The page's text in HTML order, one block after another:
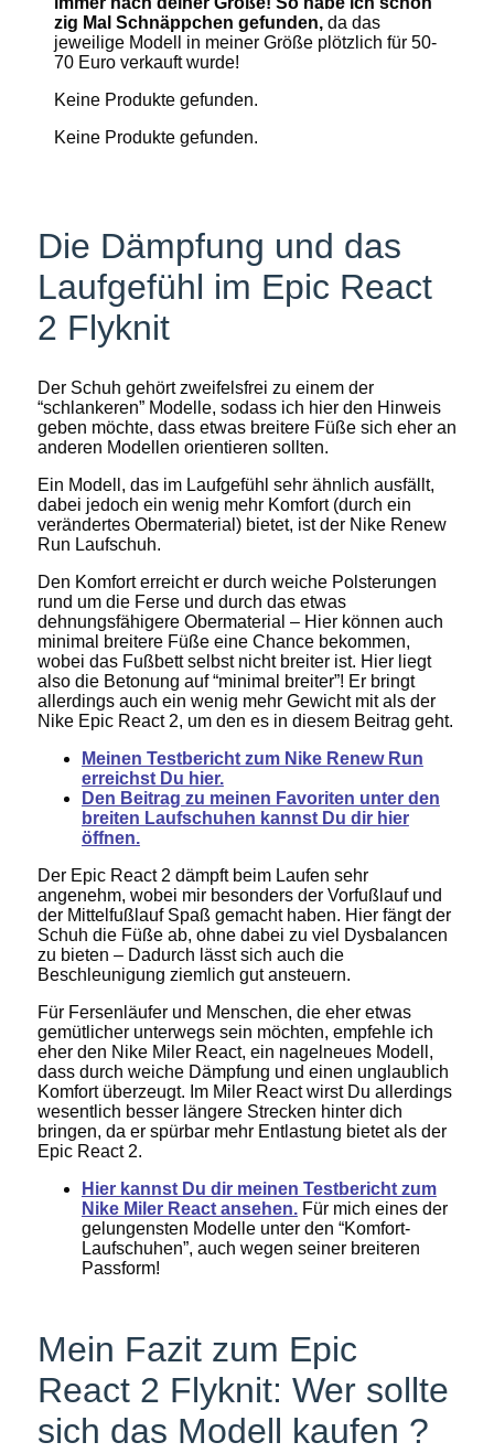
zig Mal Schnäppchen gefunden,da das
jeweilige Modell in meiner Größe plötzlich für 50-
70 Euro verkauft wurde!
Keine Produkte gefunden.
Keine Produkte gefunden.
Die Dämpfung und das
Laufgefühl im Epic React
2 Flyknit
Der Schuh gehört zweifelsfrei zu einem der
“schlankeren” Modelle, sodass ich hier den Hinweis
geben möchte, dass etwas breitere Füße sich eher an
anderen Modellen orientieren sollten.
Ein Modell, das im Laufgefühl sehr ähnlich ausfällt,
dabei jedoch ein wenig mehr Komfort (durch ein
verändertes Obermaterial) bietet, ist der Nike Renew
Run Laufschuh.
Den Komfort erreicht er durch weiche Polsterungen
rund um die Ferse und durch das etwas
dehnungsfähigere Obermaterial – Hier können auch
minimal breitere Füße eine Chance bekommen,
wobei das Fußbett selbst nicht breiter ist. Hier liegt
also die Betonung auf “minimal breiter”! Er bringt
allerdings auch ein wenig mehr Gewicht mit als der
Nike Epic React 2, um den es in diesem Beitrag geht.
Meinen Testbericht zum Nike Renew Run
erreichst Du hier.
Den Beitrag zu meinen Favoriten unter den
breiten Laufschuhen kannst Du dir hier
öffnen.
Der Epic React 2 dämpft beim Laufen sehr
angenehm, wobei mir besonders der Vorfußlauf und
der Mittelfußlauf Spaß gemacht haben. Hier fängt der
Schuh die Füße ab, ohne dabei zu viel Dysbalancen
zu bieten – Dadurch lässt sich auch die
Beschleunigung ziemlich gut ansteuern.
Für Fersenläufer und Menschen, die eher etwas
gemütlicher unterwegs sein möchten, empfehle ich
eher den Nike Miler React, ein nagelneues Modell,
dass durch weiche Dämpfung und einen unglaublich
Komfort überzeugt. Im Miler React wirst Du allerdings
wesentlich besser längere Strecken hinter dich
bringen, da er spürbar mehr Entlastung bietet als der
Epic React 2.
Hier kannst Du dir meinen Testbericht zum
Nike Miler React ansehen.Für mich eines der
gelungensten Modelle unter den “Komfort-
Laufschuhen”, auch wegen seiner breiteren
Passform!
Mein Fazit zum Epic
React 2 Flyknit: Wer sollte
sich das Modell kaufen ?